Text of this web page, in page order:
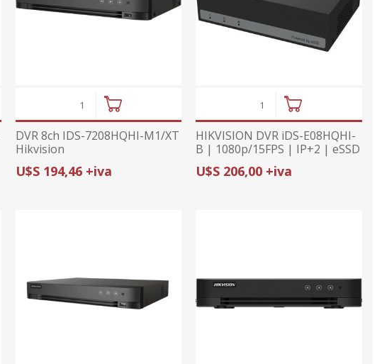
DVR 8ch IDS-7208HQHI-M1/XT
Hikvision
U$S 194,46 +iva
HIKVISION DVR iDS-E08HQHI-
B | 1080p/15FPS | IP+2 | eSSD
INCLUIDO 960GB
U$S 206,00 +iva